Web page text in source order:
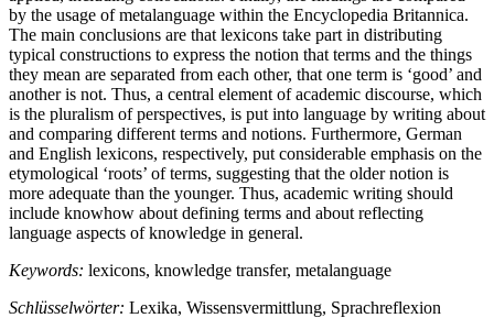
by the usage of metalanguage within the Encyclopedia Britannica.
The main conclusions are that lexicons take part in distributing
typical constructions to express the notion that terms and the things
they mean are separated from each other, that one term is ‘good’ and
another is not. Thus, a central element of academic discourse, which
is the pluralism of perspectives, is put into language by writing about
and comparing different terms and notions. Furthermore, German
and English lexicons, respectively, put considerable emphasis on the
etymological ‘roots’ of terms, suggesting that the older notion is
more adequate than the younger. Thus, academic writing should
include knowhow about defining terms and about reflecting
language aspects of knowledge in general.
Keywords: lexicons, knowledge transfer, metalanguage
Schlüsselwörter: Lexika, Wissensvermittlung, Sprachreflexion